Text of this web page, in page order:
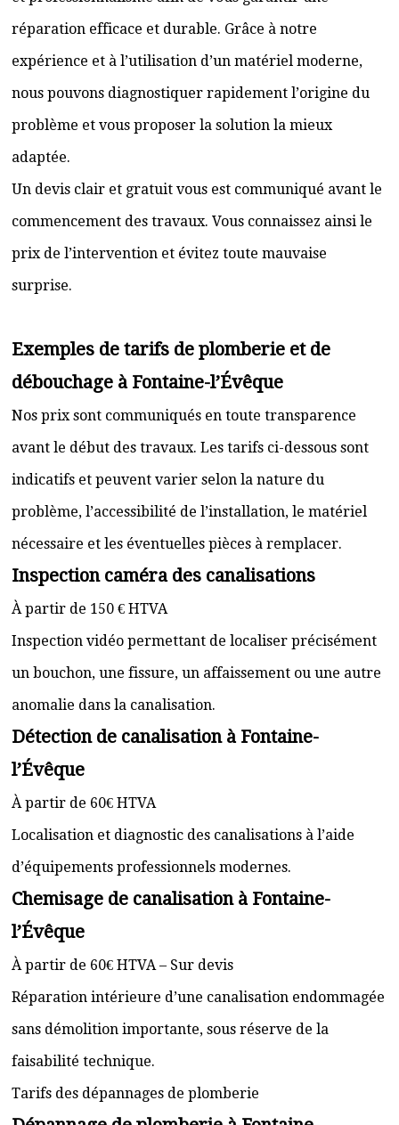
réparation efficace et durable. Grâce à notre
expérience et à l’utilisation d’un matériel moderne,
nous pouvons diagnostiquer rapidement l’origine du
problème et vous proposer la solution la mieux
adaptée.
Un devis clair et gratuit vous est communiqué avant le
commencement des travaux. Vous connaissez ainsi le
prix de l’intervention et évitez toute mauvaise
surprise.
Exemples de tarifs de plomberie et de
débouchage à Fontaine-l’Évêque
Nos prix sont communiqués en toute transparence
avant le début des travaux. Les tarifs ci-dessous sont
indicatifs et peuvent varier selon la nature du
problème, l’accessibilité de l’installation, le matériel
nécessaire et les éventuelles pièces à remplacer.
Inspection caméra des canalisations
À partir de 150 € HTVA
Inspection vidéo permettant de localiser précisément
un bouchon, une fissure, un affaissement ou une autre
anomalie dans la canalisation.
Détection de canalisation à Fontaine-
l’Évêque
À partir de 60€ HTVA
Localisation et diagnostic des canalisations à l’aide
d’équipements professionnels modernes.
Chemisage de canalisation à Fontaine-
l’Évêque
À partir de 60€ HTVA – Sur devis
Réparation intérieure d’une canalisation endommagée
sans démolition importante, sous réserve de la
faisabilité technique.
Tarifs des dépannages de plomberie